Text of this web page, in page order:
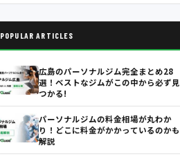
POPULAR ARTICLES
広島のパーソナルジム完全まとめ28
選！ベストなジムがこの中から必ず見
つかる!
パーソナルジムの料金相場が丸わか
り！どこに料金がかかっているのかも
解説